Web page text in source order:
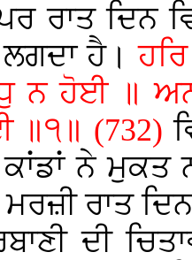
ਰਾਤ ਦਿਨ
ਲਗਦਾ ਹੈ।
ਨ ਹੋਈ ॥
॥੧॥ (732)
ਨੇ ਮੁਕਤ
ਮਰਜ਼ੀ ਰਾਤ
ਦੀ